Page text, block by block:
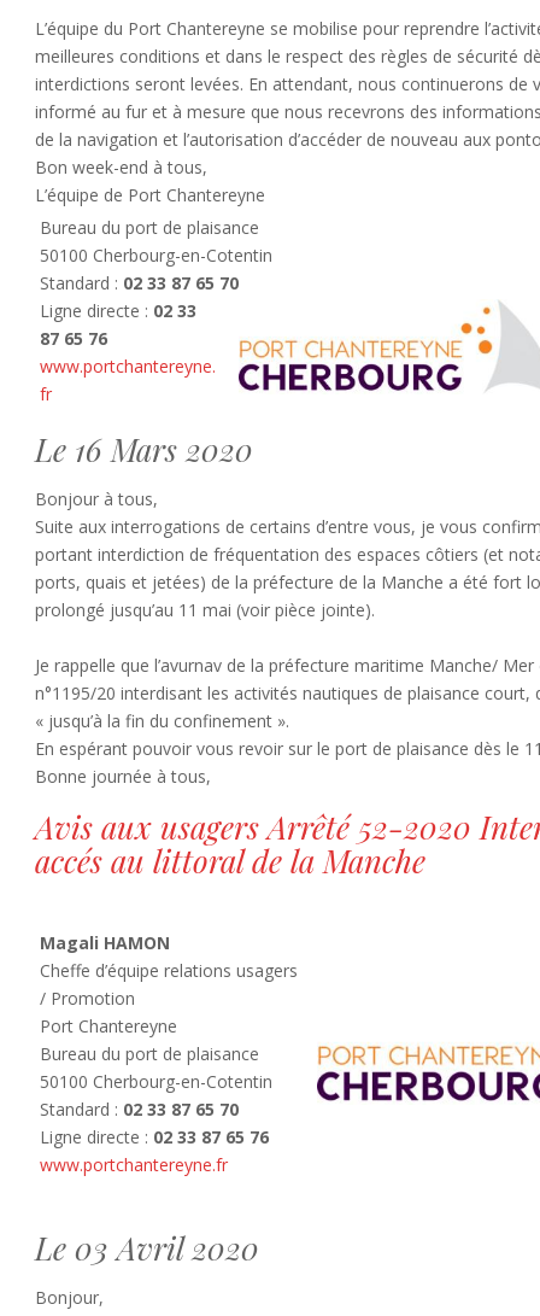
L’équipe du Port Chantereyne se mobilise pour reprendre
meilleures conditions et dans le respect des règles de sécurité
interdictions seront levées. En attendant, nous continuerons de
informé au fur et à mesure que nous recevrons des
de la navigation et l’autorisation d’accéder de nouveau aux
Bon week-end à tous,
L’équipe de Port Chantereyne
Bureau du port de plaisance
50100 Cherbourg-en-Cotentin
Standard : 02 33 87 65 70
Ligne directe : 02 33
87 65 76
www.portchantereyne.
fr
Le 16 Mars 2020
Bonjour à tous,
Suite aux interrogations de certains d’entre vous, je vous
portant interdiction de fréquentation des espaces côtiers (et
ports, quais et jetées) de la préfecture de la Manche a été fort
prolongé jusqu’au 11 mai (voir pièce jointe).
Je rappelle que l’avurnav de la préfecture maritime Manche/
n°1195/20 interdisant les activités nautiques de plaisance court,
« jusqu’à la fin du confinement ».
En espérant pouvoir vous revoir sur le port de plaisance dès le
Bonne journée à tous,
Avis aux usagers Arrêté 52-2020
accés au littoral de la Manche
Magali HAMON
Cheffe d’équipe relations usagers
/ Promotion
Port Chantereyne
Bureau du port de plaisance
50100 Cherbourg-en-Cotentin
Standard : 02 33 87 65 70
Ligne directe : 02 33 87 65 76
www.portchantereyne.fr
Le 03 Avril 2020
Bonjour,